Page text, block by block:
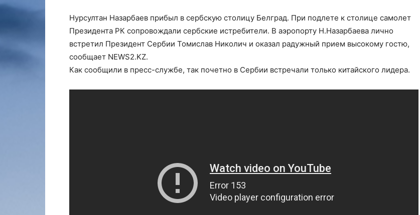
Нурсултан Назарбаев прибыл в сербскую столицу Белград. При подлете к столице самолет
Президента РК сопровождали сербские истребители. В аэропорту Н.Назарбаева лично
встретил Президент Сербии Томислав Николич и оказал радужный прием высокому гостю,
сообщает NEWS2.KZ.
Как сообщили в пресс-службе, так почетно в Сербии встречали только китайского лидера.